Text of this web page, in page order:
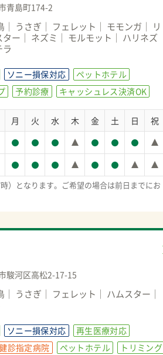
青島町174-2
うさぎ フェレット モモンガ
リ
ター ネズミ モルモット
ハリネズ
ソニー損保対応
ペットホテル
予約診療 キャッシュレス決済OK
月 火 水 木 金 土 日
祝
）となります。ご希望の場合は前日までにお
駿河区高松2-17-15
うさぎ フェレット
ハムスター
ソニー損保対応
再生医療対応
診指定病院
ペットホテル
トリミング